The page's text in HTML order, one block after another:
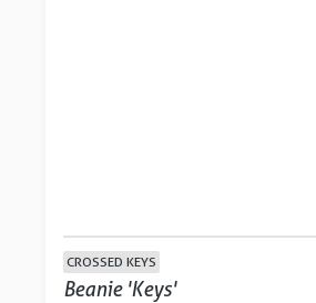
CROSSED KEYS
Beanie 'Keys'